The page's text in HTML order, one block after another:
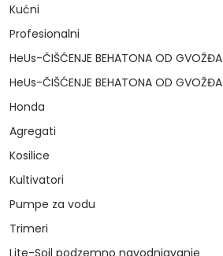
Kućni
Profesionalni
HeUs-ČIŠĆENJE BEHATONA OD GVOŽĐA
HeUs-ČIŠĆENJE BEHATONA OD GVOŽĐA
Honda
Agregati
Kosilice
Kultivatori
Pumpe za vodu
Trimeri
Lite-Soil podzemno navodnjavanje